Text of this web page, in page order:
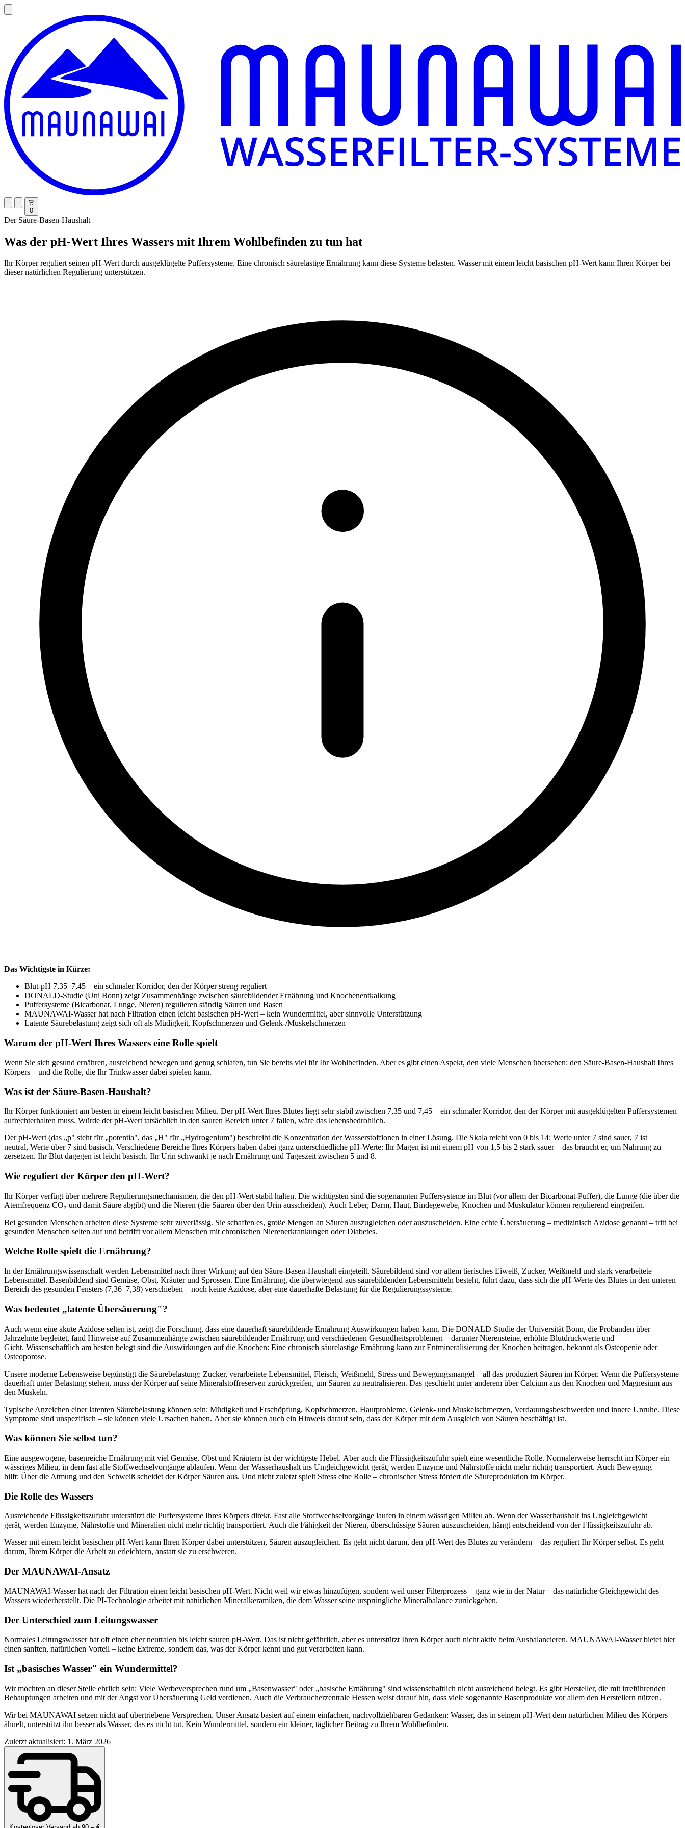
0
Der Säure-Basen-Haushalt
Was der pH-Wert Ihres Wassers mit Ihrem Wohlbefinden zu tun hat
Ihr Körper reguliert seinen pH-Wert durch ausgeklügelte Puffersysteme. Eine chronisch säurelastige Ernährung kann diese Systeme belasten. Wasser mit einem leicht basischen pH-Wert kann Ihren Körper bei
dieser natürlichen Regulierung unterstützen.
Das Wichtigste in Kürze:
Blut-pH 7,35–7,45 – ein schmaler Korridor, den der Körper streng reguliert
DONALD-Studie (Uni Bonn) zeigt Zusammenhänge zwischen säurebildender Ernährung und Knochenentkalkung
Puffersysteme (Bicarbonat, Lunge, Nieren) regulieren ständig Säuren und Basen
MAUNAWAI-Wasser hat nach Filtration einen leicht basischen pH-Wert – kein Wundermittel, aber sinnvolle Unterstützung
Latente Säurebelastung zeigt sich oft als Müdigkeit, Kopfschmerzen und Gelenk-/Muskelschmerzen
Warum der pH-Wert Ihres Wassers eine Rolle spielt
Wenn Sie sich gesund ernähren, ausreichend bewegen und genug schlafen, tun Sie bereits viel für Ihr Wohlbefinden. Aber es gibt einen Aspekt, den viele Menschen übersehen: den Säure-Basen-Haushalt Ihres
Körpers – und die Rolle, die Ihr Trinkwasser dabei spielen kann.
Was ist der Säure-Basen-Haushalt?
Ihr Körper funktioniert am besten in einem leicht basischen Milieu. Der pH-Wert Ihres Blutes liegt sehr stabil zwischen 7,35 und 7,45 – ein schmaler Korridor, den der Körper mit ausgeklügelten Puffersystemen
aufrechterhalten muss. Würde der pH-Wert tatsächlich in den sauren Bereich unter 7 fallen, wäre das lebensbedrohlich.
Der pH-Wert (das „p" steht für „potentia", das „H" für „Hydrogenium") beschreibt die Konzentration der Wasserstoffionen in einer Lösung. Die Skala reicht von 0 bis 14: Werte unter 7 sind sauer, 7 ist
neutral, Werte über 7 sind basisch. Verschiedene Bereiche Ihres Körpers haben dabei ganz unterschiedliche pH-Werte: Ihr Magen ist mit einem pH von 1,5 bis 2 stark sauer – das braucht er, um Nahrung zu
zersetzen. Ihr Blut dagegen ist leicht basisch. Ihr Urin schwankt je nach Ernährung und Tageszeit zwischen 5 und 8.
Wie reguliert der Körper den pH-Wert?
Ihr Körper verfügt über mehrere Regulierungsmechanismen, die den pH-Wert stabil halten. Die wichtigsten sind die sogenannten Puffersysteme im Blut (vor allem der Bicarbonat-Puffer), die Lunge (die über die
Atemfrequenz CO₂ und damit Säure abgibt) und die Nieren (die Säuren über den Urin ausscheiden). Auch Leber, Darm, Haut, Bindegewebe, Knochen und Muskulatur können regulierend eingreifen.
Bei gesunden Menschen arbeiten diese Systeme sehr zuverlässig. Sie schaffen es, große Mengen an Säuren auszugleichen oder auszuscheiden. Eine echte Übersäuerung – medizinisch Azidose genannt – tritt bei
gesunden Menschen selten auf und betrifft vor allem Menschen mit chronischen Nierenerkrankungen oder Diabetes.
Welche Rolle spielt die Ernährung?
In der Ernährungswissenschaft werden Lebensmittel nach ihrer Wirkung auf den Säure-Basen-Haushalt eingeteilt. Säurebildend sind vor allem tierisches Eiweiß, Zucker, Weißmehl und stark verarbeitete
Lebensmittel. Basenbildend sind Gemüse, Obst, Kräuter und Sprossen. Eine Ernährung, die überwiegend aus säurebildenden Lebensmitteln besteht, führt dazu, dass sich die pH-Werte des Blutes in den unteren
Bereich des gesunden Fensters (7,36–7,38) verschieben – noch keine Azidose, aber eine dauerhafte Belastung für die Regulierungssysteme.
Was bedeutet „latente Übersäuerung"?
Auch wenn eine akute Azidose selten ist, zeigt die Forschung, dass eine dauerhaft säurebildende Ernährung Auswirkungen haben kann. Die DONALD-Studie der Universität Bonn, die Probanden über
Jahrzehnte begleitet, fand Hinweise auf Zusammenhänge zwischen säurebildender Ernährung und verschiedenen Gesundheitsproblemen – darunter Nierensteine, erhöhte Blutdruckwerte und
Gicht. Wissenschaftlich am besten belegt sind die Auswirkungen auf die Knochen: Eine chronisch säurelastige Ernährung kann zur Entmineralisierung der Knochen beitragen, bekannt als Osteopenie oder
Osteoporose.
Unsere moderne Lebensweise begünstigt die Säurebelastung: Zucker, verarbeitete Lebensmittel, Fleisch, Weißmehl, Stress und Bewegungsmangel – all das produziert Säuren im Körper. Wenn die Puffersysteme
dauerhaft unter Belastung stehen, muss der Körper auf seine Mineralstoffreserven zurückgreifen, um Säuren zu neutralisieren. Das geschieht unter anderem über Calcium aus den Knochen und Magnesium aus
den Muskeln.
Typische Anzeichen einer latenten Säurebelastung können sein: Müdigkeit und Erschöpfung, Kopfschmerzen, Hautprobleme, Gelenk- und Muskelschmerzen, Verdauungsbeschwerden und innere Unruhe. Diese
Symptome sind unspezifisch – sie können viele Ursachen haben. Aber sie können auch ein Hinweis darauf sein, dass der Körper mit dem Ausgleich von Säuren beschäftigt ist.
Was können Sie selbst tun?
Eine ausgewogene, basenreiche Ernährung mit viel Gemüse, Obst und Kräutern ist der wichtigste Hebel. Aber auch die Flüssigkeitszufuhr spielt eine wesentliche Rolle. Normalerweise herrscht im Körper ein
wässriges Milieu, in dem fast alle Stoffwechselvorgänge ablaufen. Wenn der Wasserhaushalt ins Ungleichgewicht gerät, werden Enzyme und Nährstoffe nicht mehr richtig transportiert. Auch Bewegung
hilft: Über die Atmung und den Schweiß scheidet der Körper Säuren aus. Und nicht zuletzt spielt Stress eine Rolle – chronischer Stress fördert die Säureproduktion im Körper.
Die Rolle des Wassers
Ausreichende Flüssigkeitszufuhr unterstützt die Puffersysteme Ihres Körpers direkt. Fast alle Stoffwechselvorgänge laufen in einem wässrigen Milieu ab. Wenn der Wasserhaushalt ins Ungleichgewicht
gerät, werden Enzyme, Nährstoffe und Mineralien nicht mehr richtig transportiert. Auch die Fähigkeit der Nieren, überschüssige Säuren auszuscheiden, hängt entscheidend von der Flüssigkeitszufuhr ab.
Wasser mit einem leicht basischen pH-Wert kann Ihren Körper dabei unterstützen, Säuren auszugleichen. Es geht nicht darum, den pH-Wert des Blutes zu verändern – das reguliert Ihr Körper selbst. Es geht
darum, Ihrem Körper die Arbeit zu erleichtern, anstatt sie zu erschweren.
Der MAUNAWAI-Ansatz
MAUNAWAI-Wasser hat nach der Filtration einen leicht basischen pH-Wert. Nicht weil wir etwas hinzufügen, sondern weil unser Filterprozess – ganz wie in der Natur – das natürliche Gleichgewicht des
Wassers wiederherstellt. Die PI-Technologie arbeitet mit natürlichen Mineralkeramiken, die dem Wasser seine ursprüngliche Mineralbalance zurückgeben.
Der Unterschied zum Leitungswasser
Normales Leitungswasser hat oft einen eher neutralen bis leicht sauren pH-Wert. Das ist nicht gefährlich, aber es unterstützt Ihren Körper auch nicht aktiv beim Ausbalancieren. MAUNAWAI-Wasser bietet hier
einen sanften, natürlichen Vorteil – keine Extreme, sondern das, was der Körper kennt und gut verarbeiten kann.
Ist „basisches Wasser" ein Wundermittel?
Wir möchten an dieser Stelle ehrlich sein: Viele Werbeversprechen rund um „Basenwasser" oder „basische Ernährung" sind wissenschaftlich nicht ausreichend belegt. Es gibt Hersteller, die mit irreführenden
Behauptungen arbeiten und mit der Angst vor Übersäuerung Geld verdienen. Auch die Verbraucherzentrale Hessen weist darauf hin, dass viele sogenannte Basenprodukte vor allem den Herstellern nützen.
Wir bei MAUNAWAI setzen nicht auf übertriebene Versprechen. Unser Ansatz basiert auf einem einfachen, nachvollziehbaren Gedanken: Wasser, das in seinem pH-Wert dem natürlichen Milieu des Körpers
ähnelt, unterstützt ihn besser als Wasser, das es nicht tut. Kein Wundermittel, sondern ein kleiner, täglicher Beitrag zu Ihrem Wohlbefinden.
Zuletzt aktualisiert: 1. März 2026